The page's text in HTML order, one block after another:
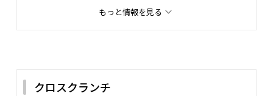
もっと情報を見る
クロスクランチ